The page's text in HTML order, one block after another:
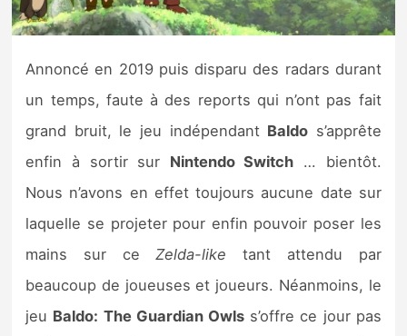
Tests et previews
Tests de jeux
Tests d’accessoires
Autres tests
Previews
Précommandes
Précommandes jeux Switch 2
Annoncé en 2019 puis disparu des radars durant
un temps, faute à des reports qui n’ont pas fait
grand bruit, le jeu indépendant Baldo s’apprête
enfin à sortir sur Nintendo Switch … bientôt.
Nous n’avons en effet toujours aucune date sur
laquelle se projeter pour enfin pouvoir poser les
mains sur ceZelda-like tant attendu par
beaucoup de joueuses et joueurs. Néanmoins, le
jeu Baldo: The Guardian Owlss’offre ce jour pas